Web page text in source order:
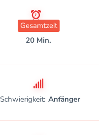
Gesamtzeit
20 Min.
Schwierigkeit: Anfänger